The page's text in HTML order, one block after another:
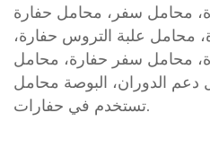
محامل سفر، محامل حفارة
محامل علبة التروس حفارة،
محامل سفر حفارة، محامل
الدوران، البوصة محامل
تستخدم في حفارات.